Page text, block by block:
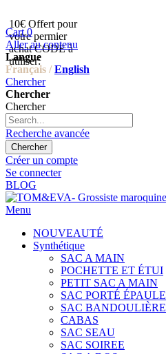
10€ Offert pour
votre permier
achat CODE à
utiliser:
Cart 0
Aller au contenu
Langue
Français / English
Chercher
Chercher
Chercher
Recherche avancée
Chercher
Créer un compte
Se connecter
BLOG
Menu
NOUVEAUTÉ
Synthétique
SAC A MAIN
POCHETTE ET ÉTUI
PETIT SAC A MAIN
SAC PORTÉ ÉPAULE
SAC BANDOULIÈRE
CABAS
SAC SEAU
SAC SOIREE